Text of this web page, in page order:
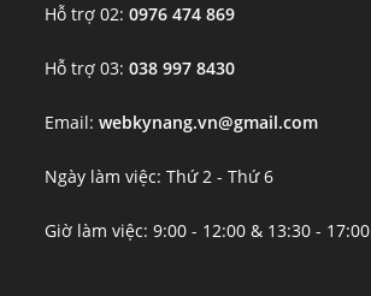
Hỗ trợ 02:0976 474 869
Hỗ trợ 03:038 997 8430
Email:webkynang.vn@gmail.com
Ngày làm việc: Thứ 2 - Thứ 6
Giờ làm việc: 9:00 - 12:00 & 13:30 - 17:00